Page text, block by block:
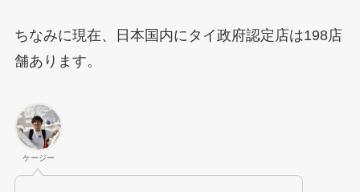
ちなみに現在、日本国内にタイ政府認定店は198店
舗あります。
ケージー